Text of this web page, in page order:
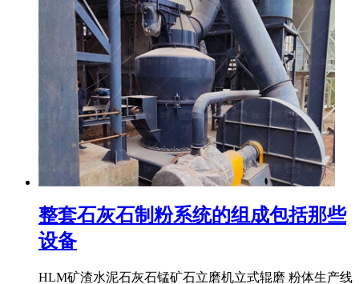
整套石灰石制粉系统的组成包括那些
设备
HLM矿渣水泥石灰石锰矿石立磨机立式辊磨 粉体生产线